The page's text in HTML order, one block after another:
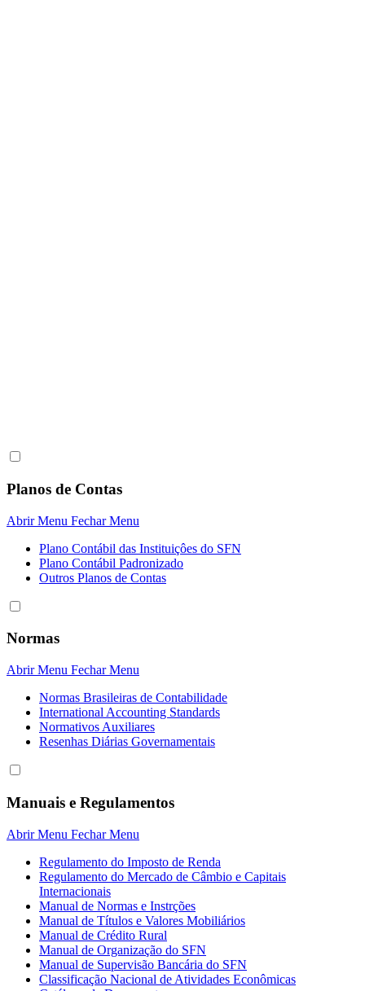
Planos de Contas
Abrir Menu Fechar Menu
Plano Contábil das Instituiçôes do SFN
Plano Contábil Padronizado
Outros Planos de Contas
Normas
Abrir Menu Fechar Menu
Normas Brasileiras de Contabilidade
International Accounting Standards
Normativos Auxiliares
Resenhas Diárias Governamentais
Manuais e Regulamentos
Abrir Menu Fechar Menu
Regulamento do Imposto de Renda
Regulamento do Mercado de Câmbio e Capitais
Internacionais
Manual de Normas e Instrções
Manual de Títulos e Valores Mobiliários
Manual de Crédito Rural
Manual de Organização do SFN
Manual de Supervisão Bancária do SFN
Classificação Nacional de Atividades Econômicas